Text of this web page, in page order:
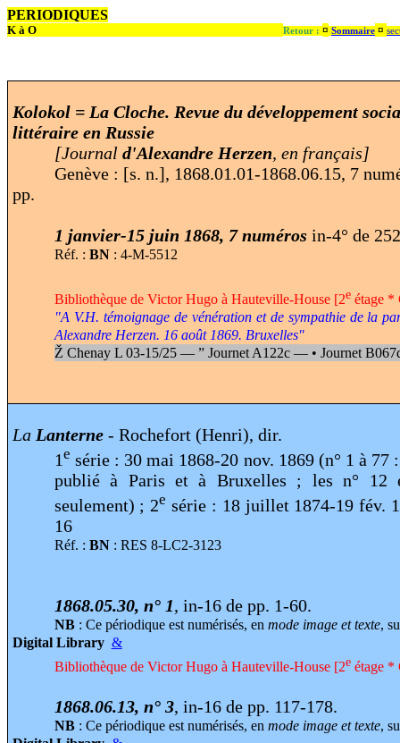
PERIODIQUES
K à O Retour : ¤ Sommaire ¤
Kolokol = La Cloche. Revue du développement
littéraire en Russie
[Journal d'Alexandre Herzen, en français]
Genève : [s. n.], 1868.01.01-1868.06.15, 7
pp.
1 janvier-15 juin 1868, 7 numéros in-4° de
Réf. : BN: 4-M-5512
Bibliothèque de Victor Hugo à Hauteville-House [2eétage *
"A V.H. témoignage de vénération et de sympathie de la
Alexandre Herzen. 16 août 1869. Bruxelles"
Ž Chenay L 03-15/25 — ”Journet A122c — • Journet
LaLanterne - Rochefort (Henri), dir.
1e série : 30 mai 1868-20 nov. 1869 (n° 1 à 77
publié à Paris et à Bruxelles ; les n° 12
seulement) ; 2e série : 18 juillet 1874-19 fév.
16
Réf. : BN: RES 8-LC2-3123
1868.05.30, n° 1, in-16 de pp. 1-60.
NB: Ce périodique est numérisés, en mode image et texte,
Digital Library &
Bibliothèque de Victor Hugo à Hauteville-House [2eétage *
1868.06.13, n° 3, in-16 de pp. 117-178.
NB: Ce périodique est numérisés, en mode image et texte,